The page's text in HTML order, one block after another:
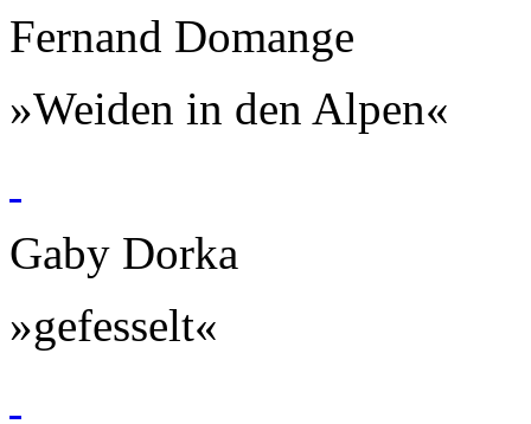
Fernand Domange
»Weiden in den Alpen«
Gaby Dorka
»gefesselt«